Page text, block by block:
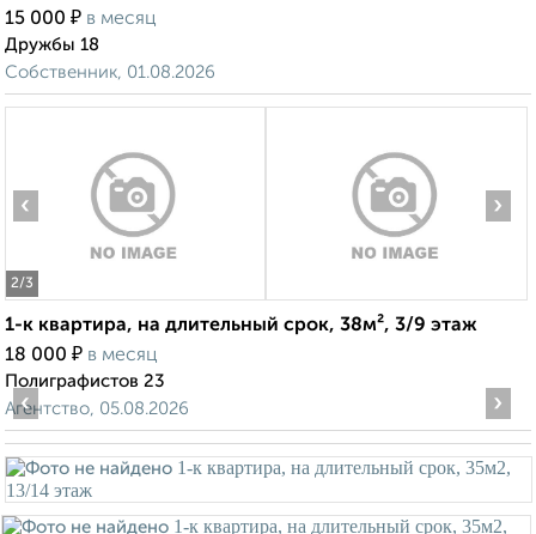
15 000 ₽ в месяц
Дружбы 18
Собственник, 01.08.2026
2/3
‹ ›
1-к квартира, на длительный срок, 38м², 3/9 этаж
18 000 ₽ в месяц
Полиграфистов 23
Агентство, 05.08.2026
‹ ›